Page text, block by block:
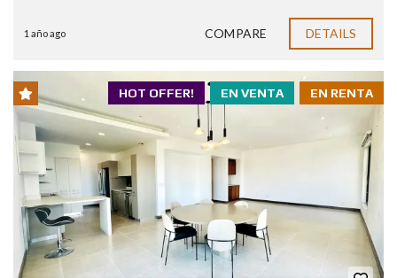
1 año ago COMPARE DETAILS
EN RENTA
EN VENTA
HOT OFFER!